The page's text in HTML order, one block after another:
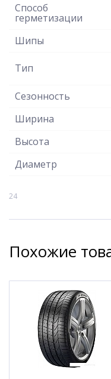
Способ
герметизации
Шипы
Тип
Сезонность
Ширина
Высота
Диаметр
24
Похожие